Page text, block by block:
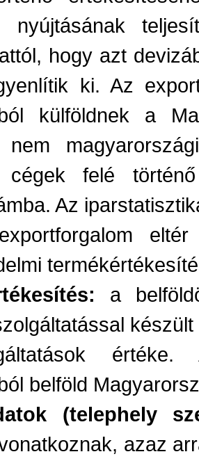
nyújtásának
hogy azt
ki. Az
külföldnek a
nem
cégek felé
Az
a
értéke.
belföld
(telephely
azaz